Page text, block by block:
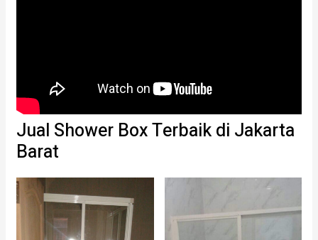
Jual Shower Box Terbaik di Jakarta
Barat